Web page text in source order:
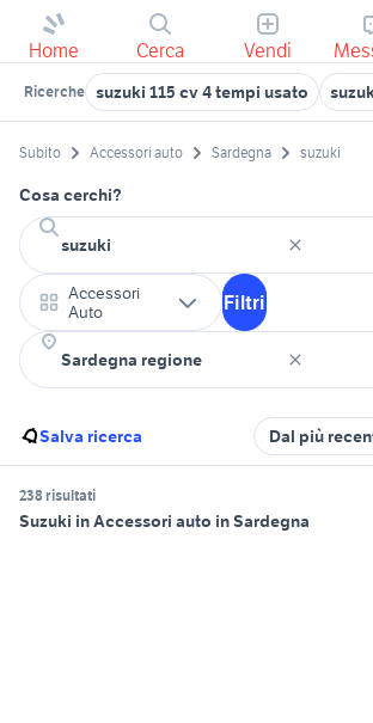
Home Cerca Vendi
Ricerche suzuki 115 cv 4 tempi usato
Subito Accessori auto Sardegna suzuki
Cosa cerchi?
Accessori
Auto
Filtri
Salva ricerca Dal più
238 risultati
Suzuki in Accessori auto in Sardegna